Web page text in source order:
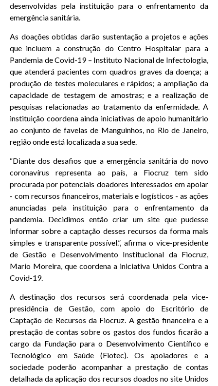
desenvolvidas pela instituição para o enfrentamento da
emergência sanitária.
As doações obtidas darão sustentação a projetos e ações
que incluem a construção do Centro Hospitalar para a
Pandemia de Covid-19 – Instituto Nacional de Infectologia,
que atenderá pacientes com quadros graves da doença; a
produção de testes moleculares e rápidos; a ampliação da
capacidade de testagem de amostras; e a realização de
pesquisas relacionadas ao tratamento da enfermidade. A
instituição coordena ainda iniciativas de apoio humanitário
ao conjunto de favelas de Manguinhos, no Rio de Janeiro,
região onde está localizada a sua sede.
“Diante dos desafios que a emergência sanitária do novo
coronavírus representa ao país, a Fiocruz tem sido
procurada por potenciais doadores interessados em apoiar
- com recursos financeiros, materiais e logísticos - as ações
anunciadas pela instituição para o enfrentamento da
pandemia. Decidimos então criar um site que pudesse
informar sobre a captação desses recursos da forma mais
simples e transparente possível.”, afirma o vice-presidente
de Gestão e Desenvolvimento Institucional da Fiocruz,
Mario Moreira, que coordena a iniciativa Unidos Contra a
Covid-19.
A destinação dos recursos será coordenada pela vice-
presidência de Gestão, com apoio do Escritório de
Captação de Recursos da Fiocruz. A gestão financeira e a
prestação de contas sobre os gastos dos fundos ficarão a
cargo da Fundação para o Desenvolvimento Científico e
Tecnológico em Saúde (Fiotec). Os apoiadores e a
sociedade poderão acompanhar a prestação de contas
detalhada da aplicação dos recursos doados no site Unidos